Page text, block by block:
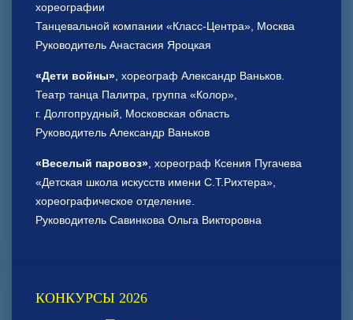
хореографии
Танцевальной компании «Класс-Центра», Москва
Руководитель Анастасия Яроцкая
«Дети войны» , хореограф Александр Ваньков.
Театр танца Палитра, группа «Колор»,
г. Долгопрудный, Московская область
Руководитель Александр Ваньков
«Веселый паровоз» , хореограф Ксения Пугачева
«Детская школа искусств имени С.Т.Рихтера»,
хореографическое отделение.
Руководитель Савинкова Ольга Викторовна
КОНКУРСЫ 2026